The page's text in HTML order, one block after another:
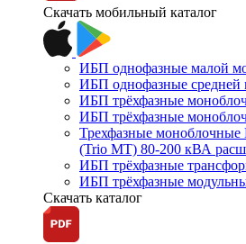
Скачать мобильный каталог
ИБП однофазные малой
ИБП однофазные
ИБП трёхфазные
ИБП трёхфазные
Трехфазные
(Trio MT) 80-200 кВА
ИБП трёхфазные
ИБП трёхфазные
Скачать каталог